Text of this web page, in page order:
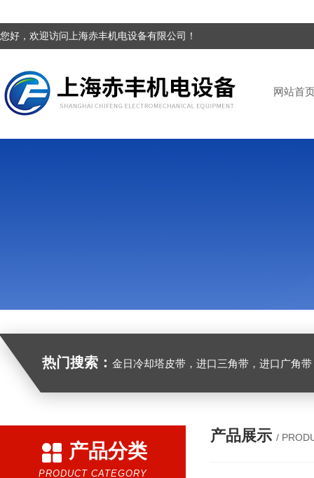
您好，欢迎访问上海赤丰机电设备有限公司！
网站首
热门搜索： 金日冷却塔皮带，进口三角带，进口广角带，进口同步带，进口空压机皮
产品分类
PRODUCT CATEGORY
产品展示 /